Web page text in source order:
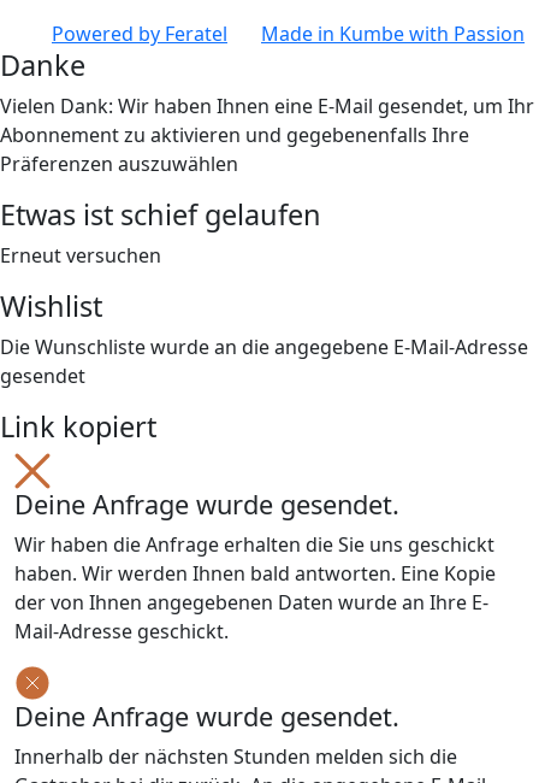
Powered by Feratel Made in Kumbewith Passion
Danke
Vielen Dank: Wir haben Ihnen eine E-Mail gesendet, um Ihr
Abonnement zu aktivieren und gegebenenfalls Ihre
Präferenzen auszuwählen
Etwas ist schief gelaufen
Erneut versuchen
Wishlist
Die Wunschliste wurde an die angegebene E-Mail-Adresse
gesendet
Link kopiert
Deine Anfrage wurde gesendet.
Wir haben die Anfrage erhalten die Sie uns geschickt
haben. Wir werden Ihnen bald antworten. Eine Kopie
der von Ihnen angegebenen Daten wurde an Ihre E-
Mail-Adresse geschickt.
Deine Anfrage wurde gesendet.
Innerhalb der nächsten Stunden melden sich die